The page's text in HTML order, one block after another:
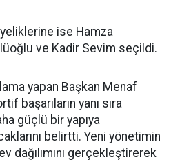
ise Hamza
ve Kadir Sevim seçildi.
yapan Başkan Menaf
başarıların yanı sıra
güçlü bir yapıya
belirtti. Yeni yönetimin
dağılımını gerçekleştirerek